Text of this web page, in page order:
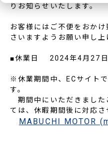
りお知らせいたします。
お客様にはご不便をおか
さいますようお願い申し上
■休業日 2024年4月27
※休業期間中、ECサイト
す。
期間中にいただきました
ては、休暇期間後に対応さ
MABUCHI MOTOR